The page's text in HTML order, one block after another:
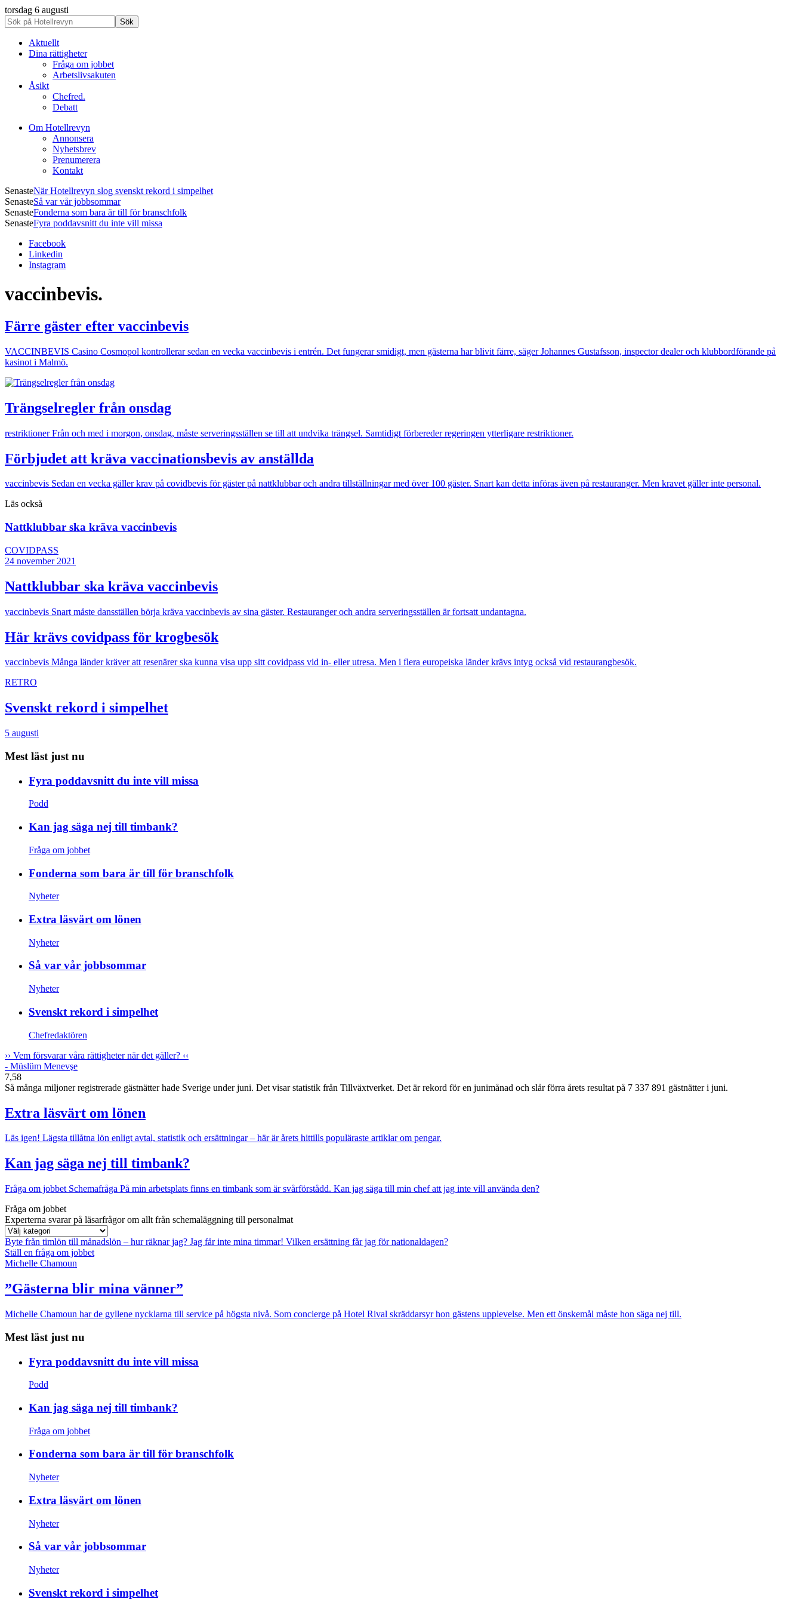
torsdag 6 augusti
Aktuellt
Dina rättigheter
Fråga om jobbet
Arbetslivsakuten
Åsikt
Chefred.
Debatt
Om Hotellrevyn
Annonsera
Nyhetsbrev
Prenumerera
Kontakt
SenasteNär Hotellrevyn slog svenskt rekord i simpelhet
SenasteSå var vår jobbsommar
SenasteFonderna som bara är till för branschfolk
SenasteFyra poddavsnitt du inte vill missa
Facebook
Linkedin
Instagram
vaccinbevis.
Färre gäster efter vaccinbevis
VACCINBEVIS Casino Cosmopol kontrollerar sedan en vecka vaccinbevis i entrén. Det fungerar smidigt, men gästerna har blivit färre, säger Johannes Gustafsson, inspector dealer och klubbordförande på
kasinot i Malmö.
Trängselregler från onsdag
restriktionerFrån och med i morgon, onsdag, måste serveringsställen se till att undvika trängsel. Samtidigt förbereder regeringen ytterligare restriktioner.
Förbjudet att kräva vaccinationsbevis av anställda
vaccinbevis Sedan en vecka gäller krav på covidbevis för gäster på nattklubbar och andra tillställningar med över 100 gäster. Snart kan detta införas även på restauranger. Men kravet gäller inte personal.
Läs också
Nattklubbar ska kräva vaccinbevis
COVIDPASS
24 november 2021
Nattklubbar ska kräva vaccinbevis
vaccinbevis Snart måste dansställen börja kräva vaccinbevis av sina gäster. Restauranger och andra serveringsställen är fortsatt undantagna.
Här krävs covidpass för krogbesök
vaccinbevis Många länder kräver att resenärer ska kunna visa upp sitt covidpass vid in- eller utresa. Men i flera europeiska länder krävs intyg också vid restaurangbesök.
RETRO
Svenskt rekord i simpelhet
5 augusti
Mest läst just nu
Fyra poddavsnitt du inte vill missa
Podd
Kan jag säga nej till timbank?
Fråga om jobbet
Fonderna som bara är till för branschfolk
Nyheter
Extra läsvärt om lönen
Nyheter
Så var vår jobbsommar
Nyheter
Svenskt rekord i simpelhet
Chefredaktören
›› Vem försvarar våra rättigheter när det gäller? ‹‹
- Müslüm Menevşe
7,58
Så många miljoner registrerade gästnätter hade Sverige under juni. Det visar statistik från Tillväxtverket. Det är rekord för en junimånad och slår förra årets resultat på 7 337 891 gästnätter i juni.
Extra läsvärt om lönen
Läs igen! Lägsta tillåtna lön enligt avtal, statistik och ersättningar – här är årets hittills populäraste artiklar om pengar.
Kan jag säga nej till timbank?
Fråga om jobbet Schemafråga På min arbetsplats finns en timbank som är svårförstådd. Kan jag säga till min chef att jag inte vill använda den?
Fråga om jobbet
Experterna svarar på läsarfrågor om allt från schemaläggning till personalmat
Byte från timlön till månadslön – hur räknar jag? Jag får inte mina timmar! Vilken ersättning får jag för nationaldagen?
Ställ en fråga om jobbet
Michelle Chamoun
”Gästerna blir mina vänner”
Michelle Chamoun har de gyllene nycklarna till service på högsta nivå. Som concierge på Hotel Rival skräddarsyr hon gästens upp­levelse. Men ett önskemål måste hon säga nej till.
Mest läst just nu
Fyra poddavsnitt du inte vill missa
Podd
Kan jag säga nej till timbank?
Fråga om jobbet
Fonderna som bara är till för branschfolk
Nyheter
Extra läsvärt om lönen
Nyheter
Så var vår jobbsommar
Nyheter
Svenskt rekord i simpelhet